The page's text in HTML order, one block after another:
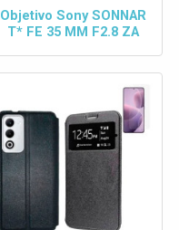
Objetivo Sony SONNAR
T* FE 35 MM F2.8 ZA